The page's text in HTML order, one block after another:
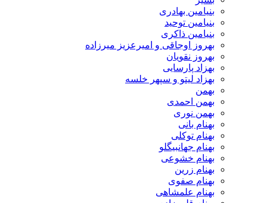
بنیامین بهادری
بنیامین توحید
بنیامین ذاکری
بهروز اوجاقی و امیرعزیز میرزاده
بهروز نقویان
بهزاد پارسایی
بهزاد لیتو و سپهر خلسه
بهمن
بهمن احمدی
بهمن نوری
بهنام بانی
بهنام توکلی
بهنام جهانبیگلو
بهنام خشوعی
بهنام زرین
بهنام صفوی
بهنام علمشاهی